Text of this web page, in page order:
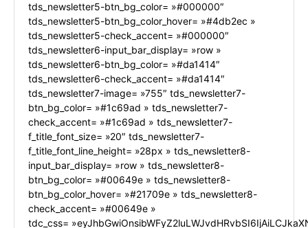
tds_newsletter5-btn_bg_color= »#000000″
tds_newsletter5-btn_bg_color_hover= »#4db2ec »
tds_newsletter5-check_accent= »#000000″
tds_newsletter6-input_bar_display= »row »
tds_newsletter6-btn_bg_color= »#da1414″
tds_newsletter6-check_accent= »#da1414″
tds_newsletter7-image= »755″ tds_newsletter7-
btn_bg_color= »#1c69ad » tds_newsletter7-
check_accent= »#1c69ad » tds_newsletter7-
f_title_font_size= »20″ tds_newsletter7-
f_title_font_line_height= »28px » tds_newsletter8-
input_bar_display= »row » tds_newsletter8-
btn_bg_color= »#00649e » tds_newsletter8-
btn_bg_color_hover= »#21709e » tds_newsletter8-
check_accent= »#00649e »
tdc_css=